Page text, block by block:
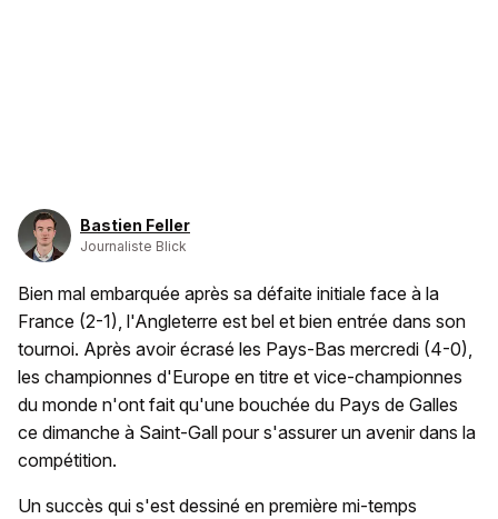
Bastien Feller
Journaliste Blick
Bien mal embarquée après sa défaite initiale face à la
France (2-1), l'Angleterre est bel et bien entrée dans son
tournoi. Après avoir écrasé les Pays-Bas mercredi (4-0),
les championnes d'Europe en titre et vice-championnes
du monde n'ont fait qu'une bouchée du Pays de Galles
ce dimanche à Saint-Gall pour s'assurer un avenir dans la
compétition.
Un succès qui s'est dessiné en première mi-temps